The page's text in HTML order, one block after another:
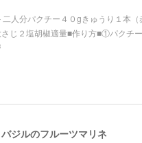
人分パクチー４０gきゅうり１本
じ２塩胡椒適量■作り方■①パクチ
ジルのフルーツマリネ